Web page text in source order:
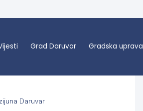
Grad Daruvar Gradska uprava
Daruvar